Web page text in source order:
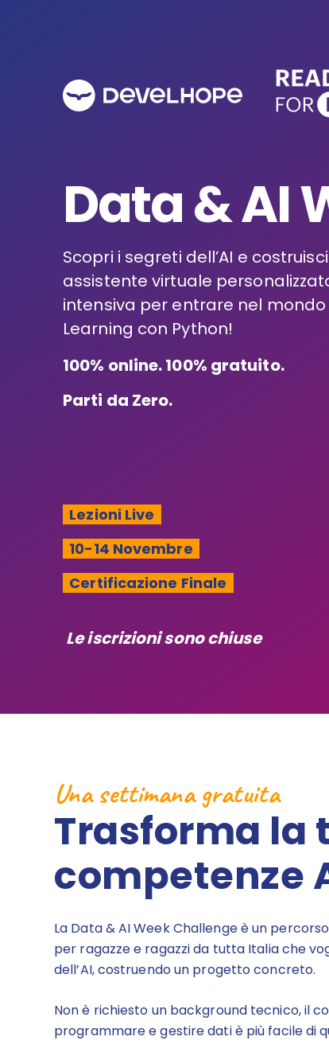
Data & AI
Scopri i segreti dell’AI e
assistente virtuale
intensiva per entrare nel
Learning con Python!
100% online. 100% gratuito.
Parti da Zero.
Lezioni Live
10-14 Novembre
Certificazione Finale
Le iscrizioni sono chiuse
Una settimana gratuita
Trasforma la
competenze
La Data & AI Week Challenge è un
per ragazze e ragazzi da tutta Italia che
dell’AI, costruendo un progetto concreto.
Non è richiesto un background tecnico, il
programmare e gestire dati è più facile di